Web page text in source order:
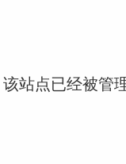
站点已经被管